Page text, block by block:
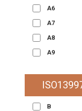
A6
A7
A8
A9
B